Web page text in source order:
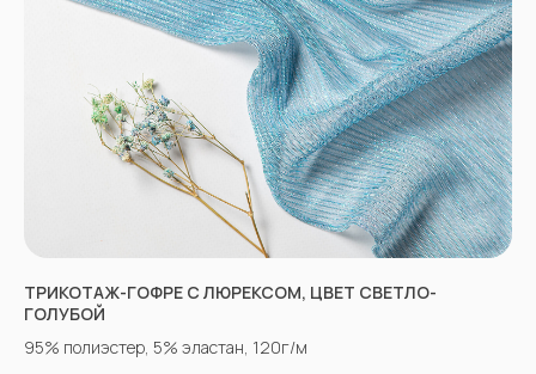
ТРИКОТАЖ-ГОФРЕ С ЛЮРЕКСОМ, ЦВЕТ СВЕТЛО-
ГОЛУБОЙ
95% полиэстер, 5% эластан, 120г/м
Ткани для верхней одежды
Ткани для летней одежды
Ткани для спортивной одежды
Ткани для мусульманской одежды
Ткани для нарядной одежды
Оптовым покупателям
Блог